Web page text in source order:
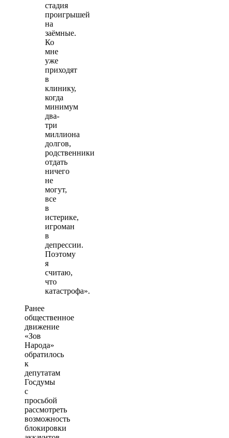
стадия
проигрышей
на
заёмные.
Ко
мне
уже
приходят
в
клинику,
когда
минимум
два-
три
миллиона
долгов,
родственники
отдать
ничего
не
могут,
все
в
истерике,
игроман
в
депрессии.
Поэтому
я
считаю,
что
катастрофа».
Ранее
общественное
движение
«Зов
Народа»
обратилось
к
депутатам
Госдумы
с
просьбой
рассмотреть
возможность
блокировки